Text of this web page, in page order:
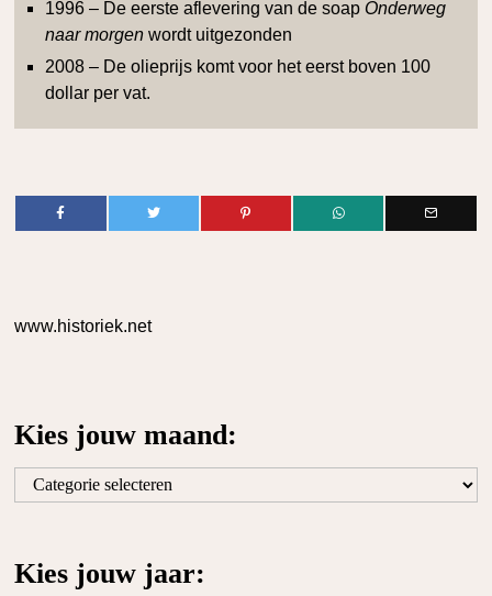
1996 – De eerste aflevering van de soap Onderweg
naar morgen wordt uitgezonden
2008 – De olieprijs komt voor het eerst boven 100
dollar per vat.
www.historiek.net
Kies jouw maand:
Kies
Kies jouw jaar: